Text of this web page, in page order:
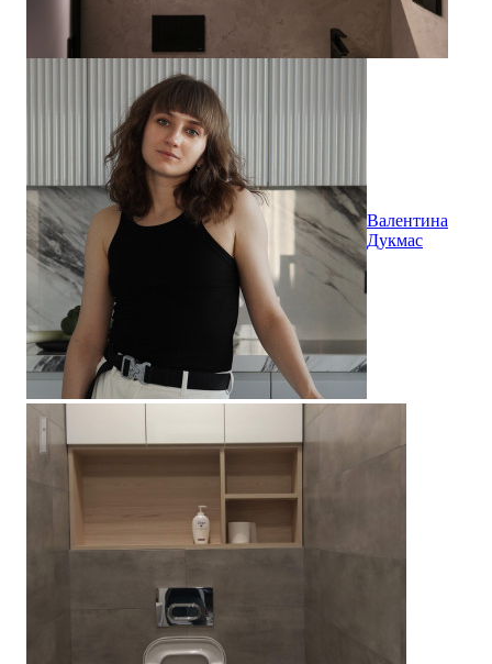
Валентина
Дукмас
Современный ремонт двухкомнатной квартиры в